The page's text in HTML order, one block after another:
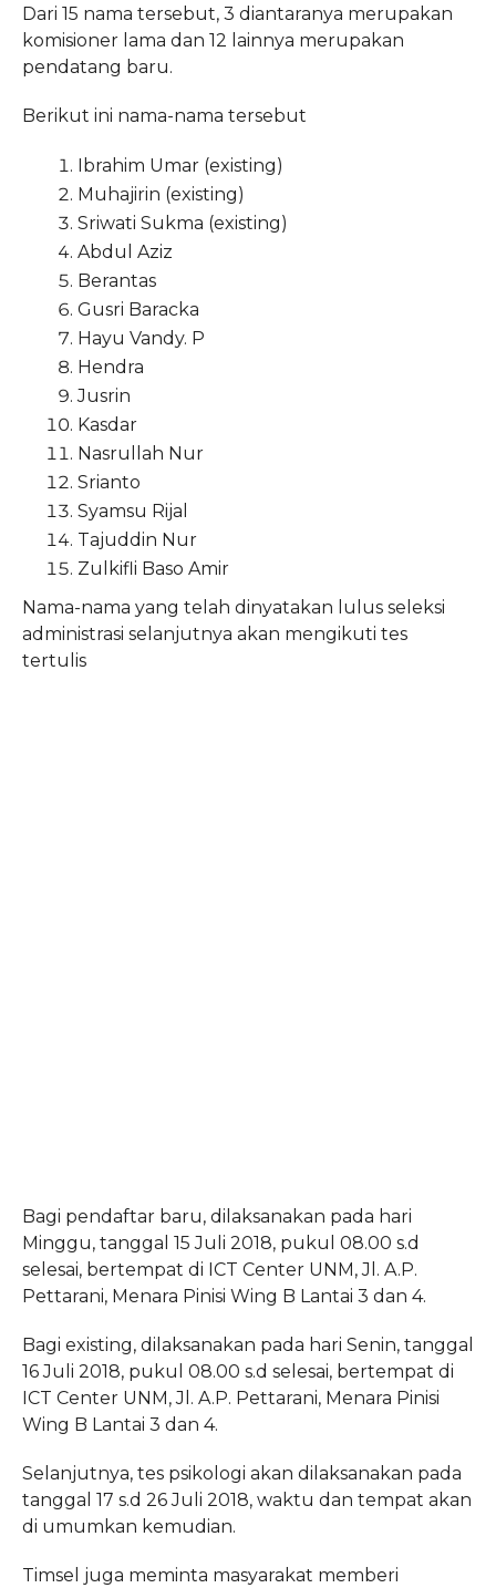
Dari 15 nama tersebut, 3 diantaranya merupakan
komisioner lama dan 12 lainnya merupakan
pendatang baru.
Berikut ini nama-nama tersebut
Ibrahim Umar (existing)
Muhajirin (existing)
Sriwati Sukma (existing)
Abdul Aziz
Berantas
Gusri Baracka
Hayu Vandy. P
Hendra
Jusrin
Kasdar
Nasrullah Nur
Srianto
Syamsu Rijal
Tajuddin Nur
Zulkifli Baso Amir
Nama-nama yang telah dinyatakan lulus seleksi
administrasi selanjutnya akan mengikuti tes
tertulis
Bagi pendaftar baru, dilaksanakan pada hari
Minggu, tanggal 15 Juli 2018, pukul 08.00 s.d
selesai, bertempat di ICT Center UNM, Jl. A.P.
Pettarani, Menara Pinisi Wing B Lantai 3 dan 4.
Bagi existing, dilaksanakan pada hari Senin, tanggal
16 Juli 2018, pukul 08.00 s.d selesai, bertempat di
ICT Center UNM, Jl. A.P. Pettarani, Menara Pinisi
Wing B Lantai 3 dan 4.
Selanjutnya, tes psikologi akan dilaksanakan pada
tanggal 17 s.d 26 Juli 2018, waktu dan tempat akan
di umumkan kemudian.
Timsel juga meminta masyarakat memberi